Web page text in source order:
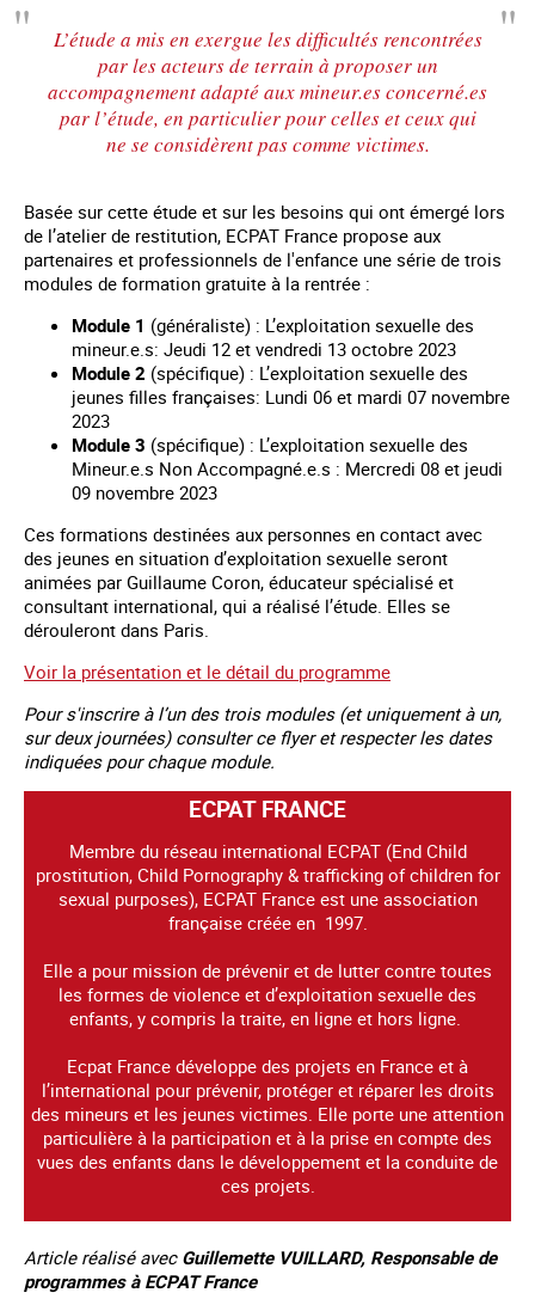
L’étude a mis en exergue les difficultés rencontrées
par les acteurs de terrain à proposer un
accompagnement adapté aux mineur.es concerné.es
par l’étude, en particulier pour celles et ceux qui
ne se considèrent pas comme victimes.
Basée sur cette étude et sur les besoins qui ont émergé lors
de l’atelier de restitution, ECPAT France propose aux
partenaires et professionnels de l'enfance une série de trois
modules de formation gratuite à la rentrée :
Module 1 (généraliste) : L’exploitation sexuelle des
mineur.e.s: Jeudi 12 et vendredi 13 octobre 2023
Module 2 (spécifique) : L’exploitation sexuelle des
jeunes filles françaises: Lundi 06 et mardi 07 novembre
2023
Module 3 (spécifique) : L’exploitation sexuelle des
Mineur.e.s Non Accompagné.e.s : Mercredi 08 et jeudi
09 novembre 2023
Ces formations destinées aux personnes en contact avec
des jeunes en situation d’exploitation sexuelle seront
animées par Guillaume Coron, éducateur spécialisé et
consultant international, qui a réalisé l’étude. Elles se
dérouleront dans Paris.
Voir la présentation et le détail du programme
Pour s'inscrire à l’un des trois modules (et uniquement à un,
sur deux journées) consulter ce flyer et respecter les dates
indiquées pour chaque module.
ECPAT FRANCE
Membre du réseau international ECPAT (End Child
prostitution, Child Pornography & trafficking of children for
sexual purposes), ECPAT France est une association
française créée en 1997.
Elle a pour mission de prévenir et de lutter contre toutes
les formes de violence et d’exploitation sexuelle des
enfants, y compris la traite, en ligne et hors ligne.
Ecpat France développe des projets en France et à
l’international pour prévenir, protéger et réparer les droits
des mineurs et les jeunes victimes. Elle porte une attention
particulière à la participation et à la prise en compte des
vues des enfants dans le développement et la conduite de
ces projets.
Article réalisé avec Guillemette VUILLARD, Responsable de
programmes à ECPAT France